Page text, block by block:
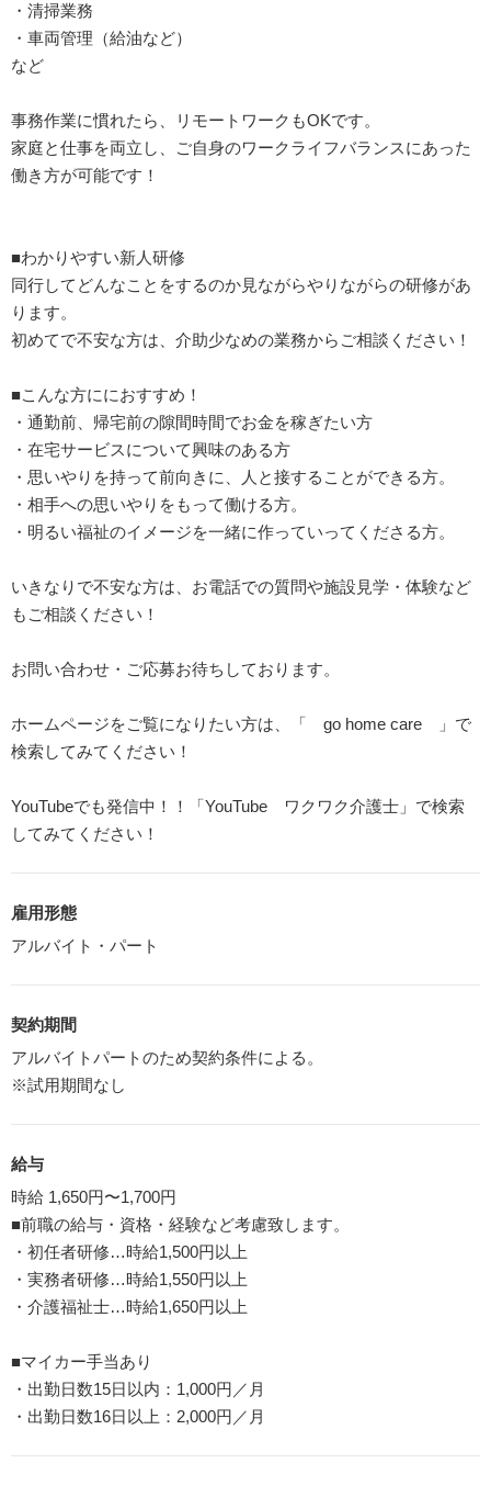
・清掃業務
・車両管理（給油など）
など
事務作業に慣れたら、リモートワークもOKです。
家庭と仕事を両立し、ご自身のワークライフバランスにあった
働き方が可能です！
■わかりやすい新人研修
同行してどんなことをするのか見ながらやりながらの研修があ
ります。
初めてで不安な方は、介助少なめの業務からご相談ください！
■こんな方ににおすすめ！
・通勤前、帰宅前の隙間時間でお金を稼ぎたい方
・在宅サービスについて興味のある方
・思いやりを持って前向きに、人と接することができる方。
・相手への思いやりをもって働ける方。
・明るい福祉のイメージを一緒に作っていってくださる方。
いきなりで不安な方は、お電話での質問や施設見学・体験など
もご相談ください！
お問い合わせ・ご応募お待ちしております。
ホームページをご覧になりたい方は、「 go home care 」で
検索してみてください！
YouTubeでも発信中！！「YouTube ワクワク介護士」で検索
してみてください！
雇用形態
アルバイト・パート
契約期間
アルバイトパートのため契約条件による。
※試用期間なし
給与
時給 1,650円〜1,700円
■前職の給与・資格・経験など考慮致します。
・初任者研修…時給1,500円以上
・実務者研修…時給1,550円以上
・介護福祉士…時給1,650円以上
■マイカー手当あり
・出勤日数15日以内：1,000円／月
・出勤日数16日以上：2,000円／月